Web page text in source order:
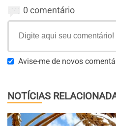
0 comentário
Avise-me de novos
NOTÍCIAS